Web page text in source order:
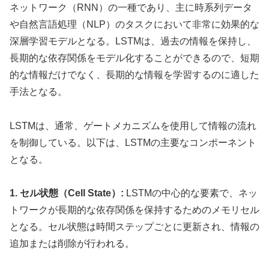
ネットワーク（RNN）の一種であり、主に時系列データ
や自然言語処理（NLP）のタスクにおいて非常に効果的な
深層学習モデルとなる。LSTMは、過去の情報を保持し、
長期的な依存関係をモデル化することができるので、短期
的な情報だけでなく、長期的な情報を学習するのに適した
手法となる。
LSTMは、通常、ゲートメカニズムを使用して情報の流れ
を制御している。以下は、LSTMの主要なコンポーネント
となる。
1. セル状態（Cell State）: LSTMの中心的な要素で、ネッ
トワークが長期的な依存関係を保持するためのメモリセル
となる。セル状態は時間ステップごとに更新され、情報の
追加または削除が行われる。